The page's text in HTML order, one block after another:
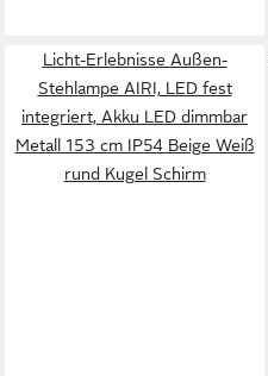
Licht-Erlebnisse Außen-
Stehlampe AIRI, LED fest
integriert, Akku LED dimmbar
Metall 153 cm IP54 Beige Weiß
rund Kugel Schirm